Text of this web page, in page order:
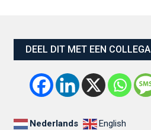
DEEL DIT MET EEN COLLEGA
Nederlands English